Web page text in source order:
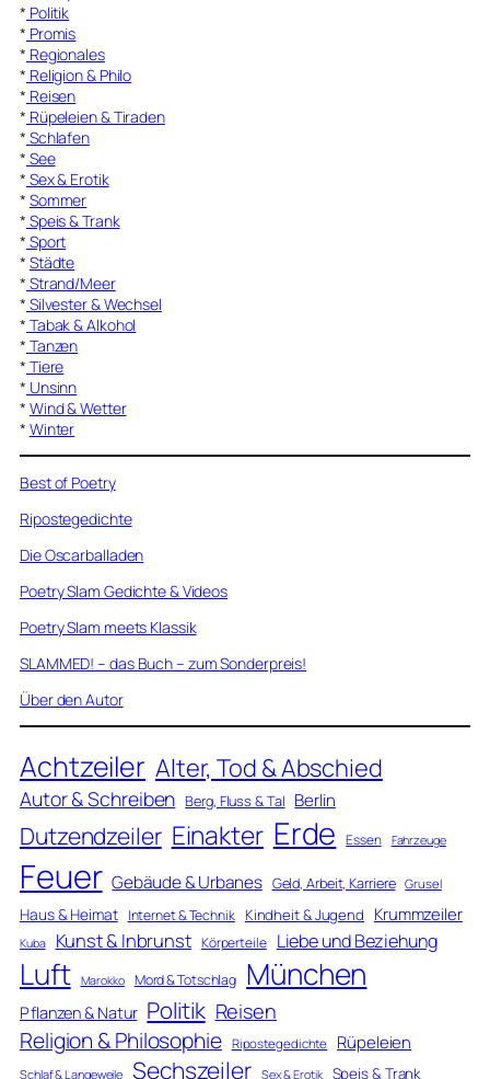
* Politik
* Promis
* Regionales
* Religion & Philo
* Reisen
* Rüpeleien & Tiraden
* Schlafen
* See
* Sex & Erotik
* Sommer
* Speis & Trank
* Sport
* Städte
* Strand/Meer
* Silvester & Wechsel
* Tabak & Alkohol
* Tanzen
* Tiere
* Unsinn
* Wind & Wetter
* Winter
Best of Poetry
Ripostegedichte
Die Oscarballaden
Poetry Slam Gedichte & Videos
Poetry Slam meets Klassik
SLAMMED! – das Buch – zum Sonderpreis!
Über den Autor
Achtzeiler Alter, Tod & Abschied
Autor & Schreiben Berg, Fluss & Tal Berlin
Dutzendzeiler Einakter Erde Essen Fahrzeuge
Feuer Gebäude & Urbanes Geld, Arbeit, Karriere Grusel
Haus & Heimat Internet & Technik Kindheit & Jugend Krummzeiler
Kuba Kunst & Inbrunst Körperteile Liebe und Beziehung
Luft Marokko Mord & Totschlag München
Pflanzen & Natur Politik Reisen
Religion & Philosophie Ripostegedichte Rüpeleien
Schlaf & Langeweile Sechszeiler Sex & Erotik Speis & Trank